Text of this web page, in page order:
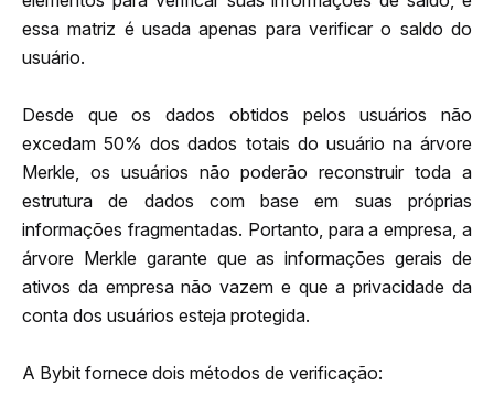
essa matriz é usada apenas para verificar o saldo do
usuário.
Desde que os dados obtidos pelos usuários não
excedam 50% dos dados totais do usuário na árvore
Merkle, os usuários não poderão reconstruir toda a
estrutura de dados com base em suas próprias
informações fragmentadas. Portanto, para a empresa, a
árvore Merkle garante que as informações gerais de
ativos da empresa não vazem e que a privacidade da
conta dos usuários esteja protegida.
A Bybit fornece dois métodos de verificação: